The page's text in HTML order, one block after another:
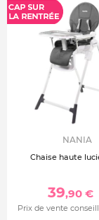
NANIA
Chaise haute
39,90 €
Prix de vente